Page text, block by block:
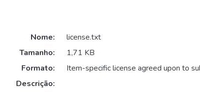
Nome:
license.txt
Tamanho:
1,71 KB
Formato:
Item-specific license agreed upon to
Descrição: